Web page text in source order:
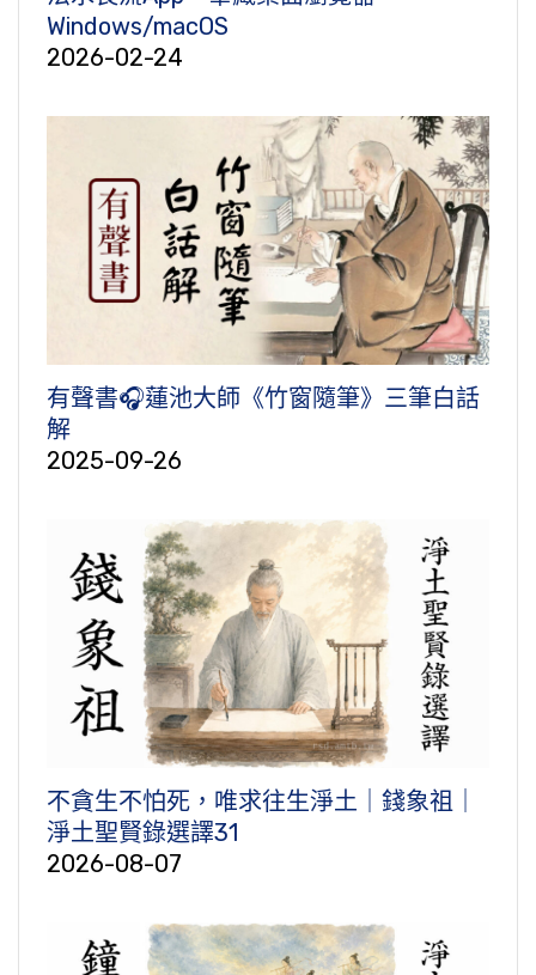
Windows/macOS
2026-02-24
有聲書🎧蓮池大師《竹窗隨筆》三筆白話
解
2025-09-26
不貪生不怕死，唯求往生淨土｜錢象祖｜
淨土聖賢錄選譯31
2026-08-07